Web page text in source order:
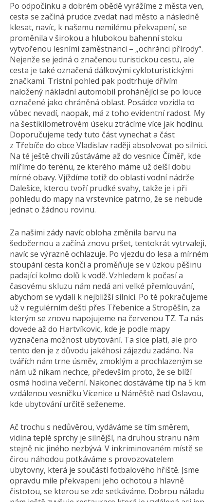
Po odpočinku a dobrém obědě vyrážíme z města ven,
cesta se začíná prudce zvedat nad město a následně
klesat, navíc, k našemu nemilému překvapení, se
proměnila v širokou a hlubokou bahenní stoku
vytvořenou lesními zaměstnanci – „ochránci přírody“.
Nejenže se jedná o značenou turistickou cestu, ale
cesta je také označená dálkovými cykloturistickými
značkami. Tristní pohled pak podtrhuje dřívím
naložený nákladní automobil prohánějící se po louce
označené jako chráněná oblast. Posádce vozidla to
vůbec nevadí, naopak, má z toho evidentní radost. My
na šestikilometrovém úseku ztrácíme více jak hodinu.
Doporučujeme tedy tuto část vynechat a část
z Třebíče do obce Vladislav raději absolvovat po silnici.
Na té ještě chvíli zůstáváme až do vesnice Číměř, kde
míříme do terénu, ze kterého máme už delší dobu
mírné obavy. Vjíždíme totiž do oblasti vodní nádrže
Dalešice, kterou tvoří prudké svahy, takže je i při
pohledu do mapy na vrstevnice patrno, že se nebude
jednat o žádnou rovinu.
Za našimi zády navíc obloha změnila barvu na
šedočernou a začíná znovu pršet, tentokrát vytrvaleji,
navíc se výrazně ochlazuje. Po vjezdu do lesa a mírném
stoupání cesta končí a proměňuje se v úzkou pěšinu
padající kolmo dolů k vodě. Vzhledem k počasí a
časovému skluzu nám nedá ani velké přemlouvání,
abychom se vydali k nejbližší silnici. Po té pokračujeme
už v regulérním dešti přes Třebenice a Stropěšín, za
kterým se znovu napojujeme na červenou TZ. Ta nás
dovede až do Hartvíkovic, kde je podle mapy
vyznačena možnost ubytování. Ta sice platí, ale pro
tento den je z důvodu jakéhosi zájezdu zadáno. Na
tvářích nám trne úsměv, zmoklým a prochlazeným se
nám už nikam nechce, především proto, že se blíží
osmá hodina večerní. Nakonec dostáváme tip na 5 km
vzdálenou vesničku Vícenice u Náměště nad Oslavou,
kde ubytování určitě seženeme.
Ač trochu s nedůvěrou, vydáváme se tím směrem,
vidina teplé sprchy je silnější, na druhou stranu nám
stejně nic jiného nezbývá. V inkriminovaném místě se
čirou náhodou potkáváme s provozovatelem
ubytovny, která je součástí fotbalového hřiště. Jsme
opravdu mile překvapeni jeho ochotou a hlavně
čistotou, se kterou se zde setkáváme. Dobrou náladu